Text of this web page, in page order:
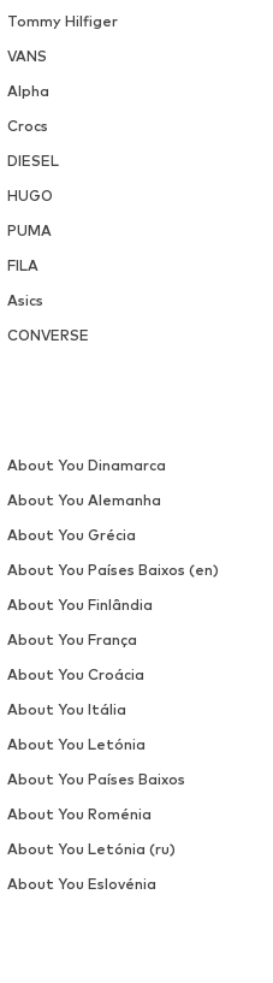
Tommy Hilfiger
VANS
Alpha
Crocs
DIESEL
HUGO
PUMA
FILA
Asics
CONVERSE
About You Dinamarca
About You Alemanha
About You Grécia
About You Países Baixos (en)
About You Finlândia
About You França
About You Croácia
About You Itália
About You Letónia
About You Países Baixos
About You Roménia
About You Letónia (ru)
About You Eslovénia